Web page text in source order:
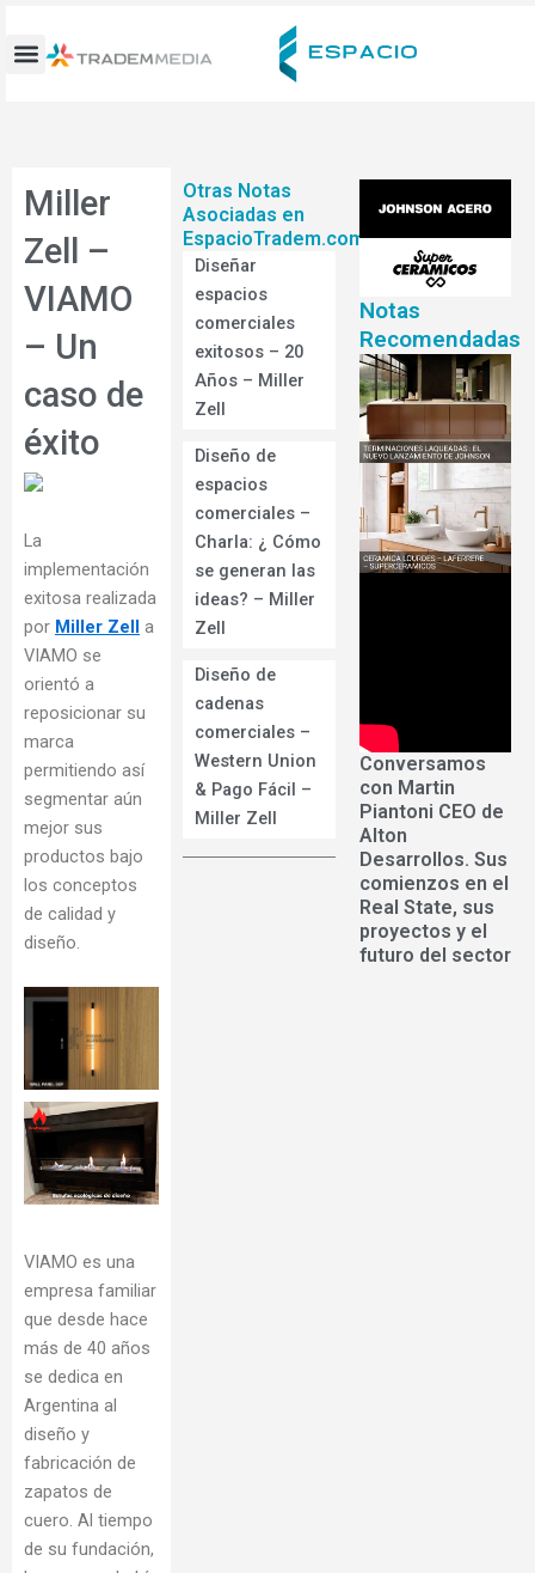
contenido
Miller
Zell –
VIAMO
– Un
caso de
éxito
La
implementación
exitosa realizada
por Miller Zell a
VIAMO se
orientó a
reposicionar su
marca
permitiendo así
segmentar aún
mejor sus
productos bajo
los conceptos
de calidad y
diseño.
VIAMO es una
empresa familiar
que desde hace
más de 40 años
se dedica en
Argentina al
diseño y
fabricación de
zapatos de
cuero. Al tiempo
de su fundación,
Otras Notas
Asociadas en
EspacioTradem.com
Diseñar
espacios
comerciales
exitosos – 20
Años – Miller
Zell
Diseño de
espacios
comerciales –
Charla: ¿ Cómo
se generan las
ideas? – Miller
Zell
Diseño de
cadenas
comerciales –
Western Union
& Pago Fácil –
Miller Zell
Notas
Recomendadas
Conversamos
con Martin
Piantoni CEO de
Alton
Desarrollos. Sus
comienzos en el
Real State, sus
proyectos y el
futuro del sector